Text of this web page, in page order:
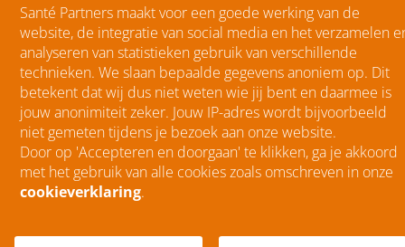
Santé Partners maakt voor een goede werking van de
website, de integratie van social media en het verzamelen
analyseren van statistieken gebruik van verschillende
technieken. We slaan bepaalde gegevens anoniem op. Dit
betekent dat wij dus niet weten wie jij bent en daarmee is
jouw anonimiteit zeker. Jouw IP-adres wordt bijvoorbeeld
niet gemeten tijdens je bezoek aan onze website.
Door op 'Accepteren en doorgaan' te klikken, ga je akkoord
met het gebruik van alle cookies zoals omschreven in onze
cookieverklaring.
Menumenu